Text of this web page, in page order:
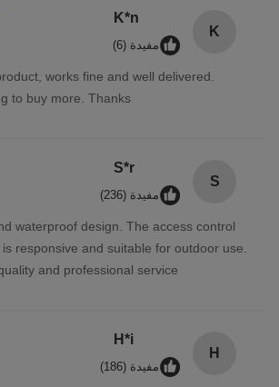
K
K*n
مفيدة (6)
works fine and well delivered.
to buy more. Thanks
S
S*r
مفيدة (236)
waterproof design. The access control
responsive and suitable for outdoor use.
and professional service.
H
H*i
مفيدة (186)